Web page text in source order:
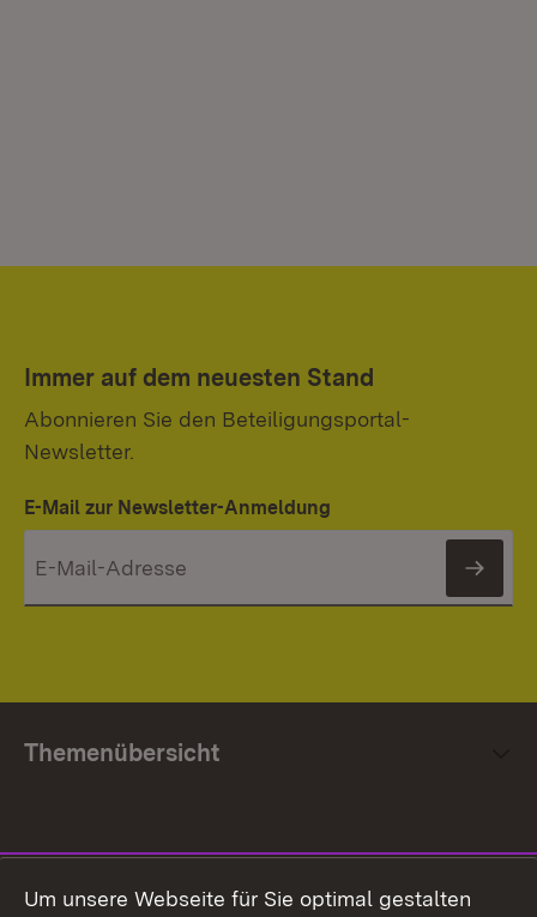
Immer auf dem neuesten Stand
Abonnieren Sie den Beteiligungsportal-
Newsletter.
E-Mail zur Newsletter-Anmeldung
Themenübersicht
Um unsere Webseite für Sie optimal gestalten